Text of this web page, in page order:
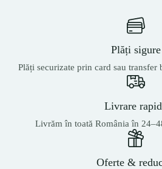
Plăți sigure
Plăți securizate prin card sau transfer
Livrare
Livrăm în toată România în
Oferte &